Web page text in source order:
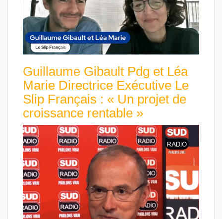
Guillaume Gibault Pdg et Léa
Marie Directrice Exécutive Le
Slip Français : « Un projet de
croissance rentable »